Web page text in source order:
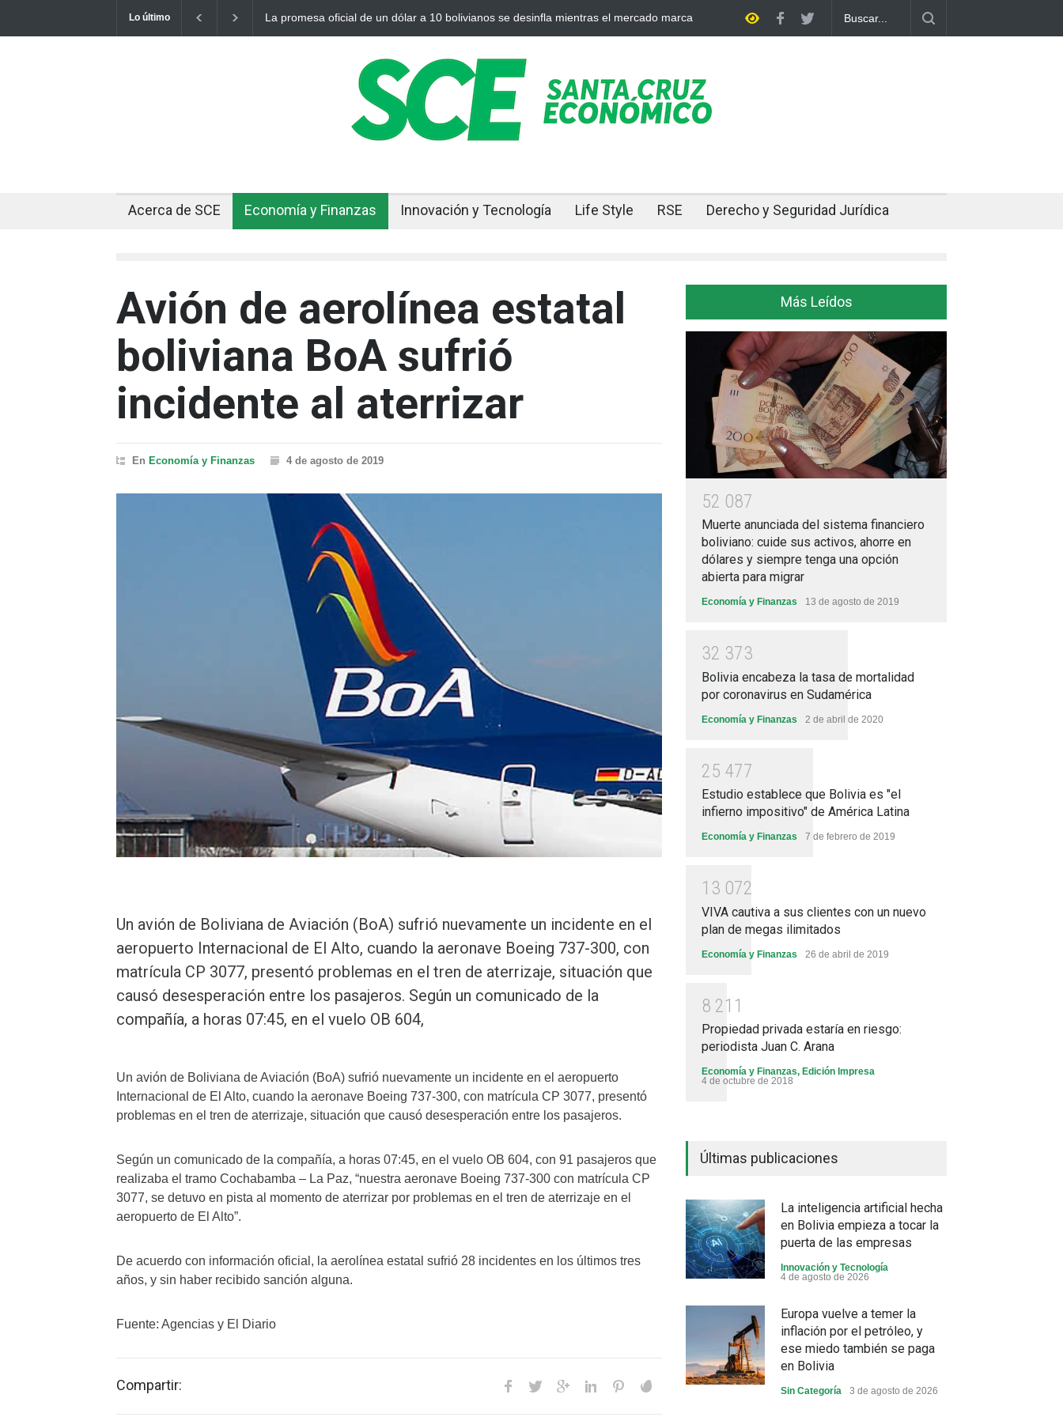
Lo último
La promesa oficial de un dólar a 10 bolivianos se desinfla mientras el mercado marca
Cuando el oro y la plata se enfrían afuera, Bolivia siente el golpe en
Acerca de SCE Economía y Finanzas Innovación y Tecnología Life Style RSE Derecho y Seguridad Jurídica
Avión de aerolínea estatal
boliviana BoA sufrió
incidente al aterrizar
En Economía y Finanzas 4 de agosto de 2019
Un avión de Boliviana de Aviación (BoA) sufrió nuevamente un incidente en el
aeropuerto Internacional de El Alto, cuando la aeronave Boeing 737-300, con
matrícula CP 3077, presentó problemas en el tren de aterrizaje, situación que
causó desesperación entre los pasajeros. Según un comunicado de la
compañía, a horas 07:45, en el vuelo OB 604,
Un avión de Boliviana de Aviación (BoA) sufrió nuevamente un incidente en el aeropuerto
Internacional de El Alto, cuando la aeronave Boeing 737-300, con matrícula CP 3077, presentó
problemas en el tren de aterrizaje, situación que causó desesperación entre los pasajeros.
Según un comunicado de la compañía, a horas 07:45, en el vuelo OB 604, con 91 pasajeros que
realizaba el tramo Cochabamba – La Paz, “nuestra aeronave Boeing 737-300 con matrícula CP
3077, se detuvo en pista al momento de aterrizar por problemas en el tren de aterrizaje en el
aeropuerto de El Alto”.
De acuerdo con información oficial, la aerolínea estatal sufrió 28 incidentes en los últimos tres
años, y sin haber recibido sanción alguna.
Fuente: Agencias y El Diario
Compartir:
Más Leídos
52 087
Muerte anunciada del sistema financiero
boliviano: cuide sus activos, ahorre en
dólares y siempre tenga una opción
abierta para migrar
Economía y Finanzas 13 de agosto de 2019
32 373
Bolivia encabeza la tasa de mortalidad
por coronavirus en Sudamérica
Economía y Finanzas 2 de abril de 2020
25 477
Estudio establece que Bolivia es "el
infierno impositivo" de América Latina
Economía y Finanzas 7 de febrero de 2019
1 3 072
VIVA cautiva a sus clientes con un nuevo
plan de megas ilimitados
Economía y Finanzas 26 de abril de 2019
8 21 1
Propiedad privada estaría en riesgo:
periodista Juan C. Arana
Economía y Finanzas, Edición Impresa
4 de octubre de 2018
Últimas publicaciones
La inteligencia artificial hecha
en Bolivia empieza a tocar la
puerta de las empresas
Innovación y Tecnología
4 de agosto de 2026
Europa vuelve a temer la
inflación por el petróleo, y
ese miedo también se paga
en Bolivia
Sin Categoría 3 de agosto de 2026